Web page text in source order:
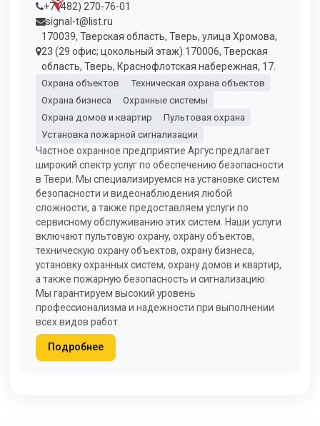
+7 (482) 270-76-01
signal-t@list.ru
170039, Тверская область, Тверь, улица Хромова,
23 (29 офис; цокольный этаж).170006, Тверская
область, Тверь, Краснофлотская набережная, 17.
Охрана объектов
Техническая охрана объектов
Охрана бизнеса
Охранные системы
Охрана домов и квартир
Пультовая охрана
Установка пожарной сигнализации
Частное охранное предприятие Аргус предлагает
широкий спектр услуг по обеспечению безопасности
в Твери. Мы специализируемся на установке систем
безопасности и видеонаблюдения любой
сложности, а также предоставляем услуги по
сервисному обслуживанию этих систем. Наши услуги
включают пультовую охрану, охрану объектов,
техническую охрану объектов, охрану бизнеса,
установку охранных систем, охрану домов и квартир,
а также пожарную безопасность и сигнализацию.
Мы гарантируем высокий уровень
профессионализма и надежности при выполнении
всех видов работ.
Подробнее